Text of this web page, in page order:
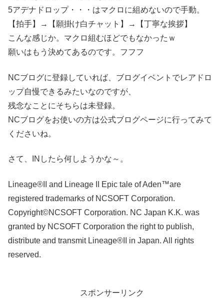
5アデナドロップ・・・はマクロに組めないので手動。
【拍手】→【願掛け白チャット】→【丁寧な挨拶】
こんな感じか。マクロ組むほどでもなかったｗ
願いはもう決めてあるのです。フフフ
NCブログに登録していれば、ブログイベントでレアドロ
ップ自慢できるみたいなのですが、
残念なことにそちらは未登録。
NCブログをお使いの方は公式ブログページに行ってみて
くださいね。
さて、INしたら何しようかな～。
Lineage®II and Lineage II Epic tale of Aden™are
registered trademarks of NCSOFT Corporation.
Copyright©NCSOFT Corporation. NC Japan K.K. was
granted by NCSOFT Corporation the right to publish,
distribute and transmit Lineage®II in Japan. All rights
reserved.
スポンサーリンク